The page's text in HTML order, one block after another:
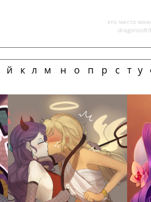
это место
й к л м н о п р с т у